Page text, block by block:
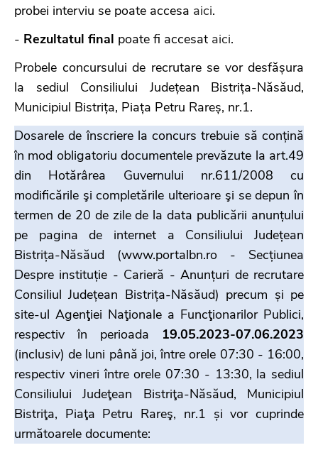
probei interviu se poate accesa aici.
- Rezultatul final poate fi accesat aici.
Probele concursului de recrutare se vor desfășura
la sediul Consiliului Județean Bistrița-Năsăud,
Municipiul Bistrița, Piața Petru Rareș, nr.1.
Dosarele de înscriere la concurs trebuie să conțină
în mod obligatoriu documentele prevăzute la art.49
din Hotărârea Guvernului nr.611/2008 cu
modificările şi completările ulterioare şi se depun în
termen de 20 de zile de la data publicării anunțului
pe pagina de internet a Consiliului Județean
Bistrița-Năsăud (www.portalbn.ro - Secțiunea
Despre instituție - Carieră - Anunțuri de recrutare
Consiliul Județean Bistrița-Năsăud) precum și pe
site-ul Agenţiei Naţionale a Funcţionarilor Publici,
respectiv în perioada 19.05.2023-07.06.2023
(inclusiv) de luni până joi, între orele 07:30 - 16:00,
respectiv vineri între orele 07:30 - 13:30, la sediul
Consiliului Judeţean Bistriţa-Năsăud, Municipiul
Bistriţa, Piaţa Petru Rareş, nr.1 și vor cuprinde
următoarele documente: